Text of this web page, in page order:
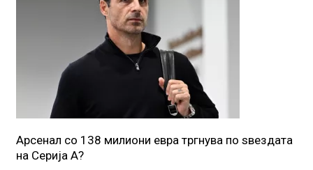
Арсенал со 138 милиони евра тргнува по ѕвездата
на Серија А?